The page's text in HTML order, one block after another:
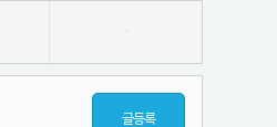
-
글등록